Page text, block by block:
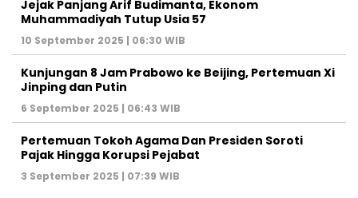
Jejak Panjang Arif Budimanta, Ekonom
Muhammadiyah Tutup Usia 57
10 September 2025 | 06:30 WIB
Kunjungan 8 Jam Prabowo ke Beijing, Pertemuan Xi
Jinping dan Putin
6 September 2025 | 06:43 WIB
Pertemuan Tokoh Agama Dan Presiden Soroti
Pajak Hingga Korupsi Pejabat
3 September 2025 | 07:39 WIB